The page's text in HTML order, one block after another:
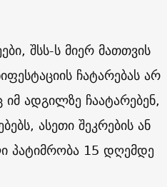
შსს-ს მიერ მათთვის
ჩატარებას არ
იმ ადგილზე ჩაატარებენ,
ასეთი შეკრების ან
პატიმრობა 15 დღემდე